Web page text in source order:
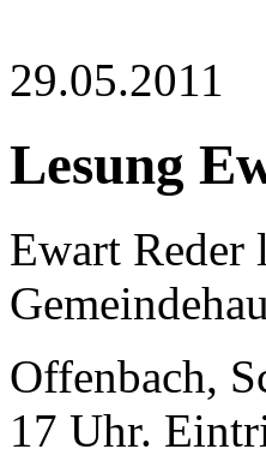
29.05.2011
Lesung
Ewart Reder
Offenbach,
17 Uhr.